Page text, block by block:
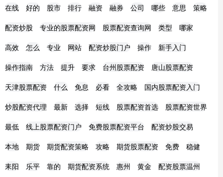
在线
好的 股市 排行 融资 融券 公司 哪些 意思
策略
配资炒股
专业的股票配资网 股票配资查询网 类型
哪家
高效
怎么 专业 网站 配资炒股门户 操作
新手入门
操作指南
方法 提升 要求 台州股票配资
唐山股票配资
天津股票配资
什么 免息 必看 全攻略
国内股票配资入门
炒股配资代理
最新 选择 短线 股票配资首选
股票配资世界
最低
线上股票配资门户 免费股票配资平台
配资炒股交易
本地
期货 期货配资策略 攻略 期货股票配资 免费
稳健
耒阳
乐平 靠的 期货配资系统 惠州 黄金
配资股票温州